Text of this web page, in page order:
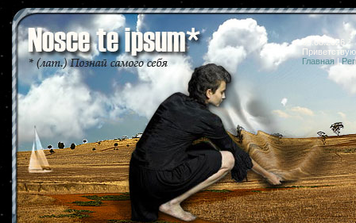
09.08.2026
Главная |